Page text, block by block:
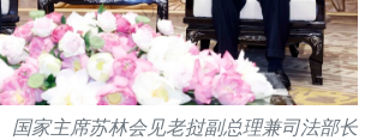
国家主席苏林会见老挝副总理兼司法部长